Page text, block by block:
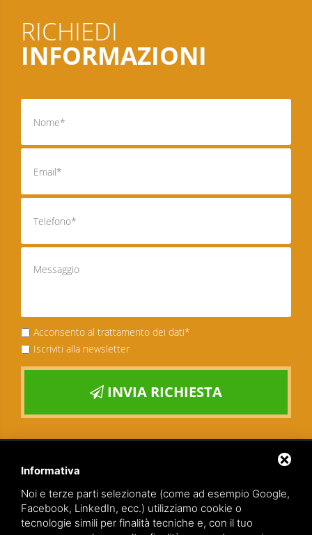
RICHIEDI
INFORMAZIONI
Acconsento al trattamento dei dati*
Iscriviti alla newsletter
INVIA RICHIESTA
Informativa
Noi e terze parti selezionate (come ad esempio Google,
Facebook, LinkedIn, ecc.) utilizziamo cookie o
tecnologie simili per finalità tecniche e, con il tuo